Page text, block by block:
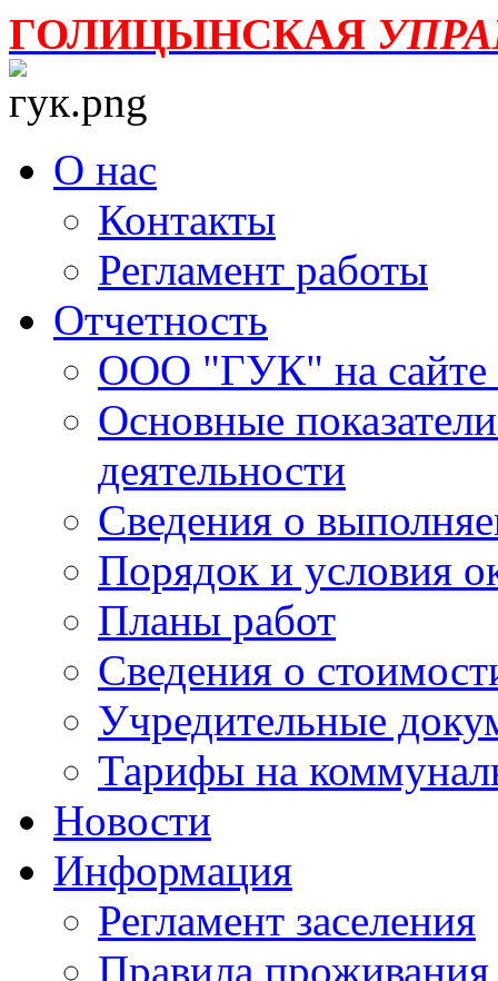
ГОЛИЦЫНСКАЯ
О нас
Контакты
Регламент работы
Отчетность
ООО "ГУК" на
Основные
деятельности
Сведения о
Порядок и условия
Планы работ
Сведения о
Учредительные
Тарифы на
Новости
Информация
Регламент заселения
Правила